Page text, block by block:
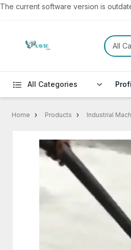
The current software version is
All
All Categories
Home Products Industrial